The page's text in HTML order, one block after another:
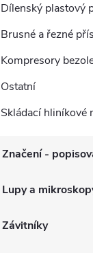
Dílenský plastový
Brusné a řezné
Kompresory
Ostatní
Skládací hliníkové
Značení -
Lupy a
Závitníky